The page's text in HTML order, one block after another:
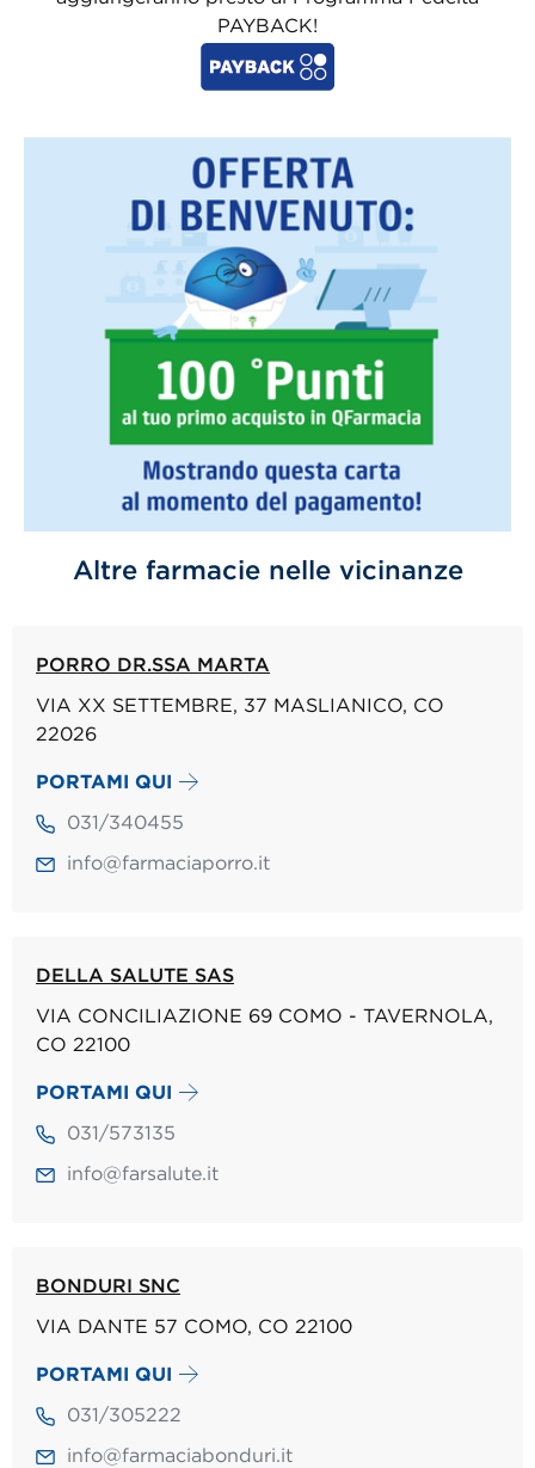
PAYBACK!
Altre farmacie nelle vicinanze
PORRO DR.SSA MARTA
VIA XX SETTEMBRE, 37 MASLIANICO, CO
22026
PORTAMI QUI
031/340455
info@farmaciaporro.it
DELLA SALUTE SAS
VIA CONCILIAZIONE 69 COMO - TAVERNOLA,
CO 22100
PORTAMI QUI
031/573135
info@farsalute.it
BONDURI SNC
VIA DANTE 57 COMO, CO 22100
PORTAMI QUI
031/305222
info@farmaciabonduri.it